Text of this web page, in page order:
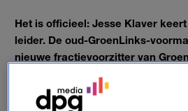
Het is officieel: Jesse Klaver
leider. De oud-GroenLinks-
nieuwe fractievoorzitter van
Hij is de enige politicus van de partij